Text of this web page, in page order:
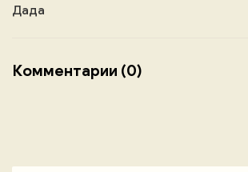
Дада
Комментарии (0)